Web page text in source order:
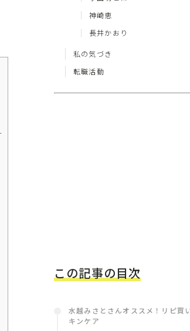
神崎恵
長井かおり
私の気づき
転職活動
この記事の目次
水越みさとさんオススメ！リピ買
キンケア